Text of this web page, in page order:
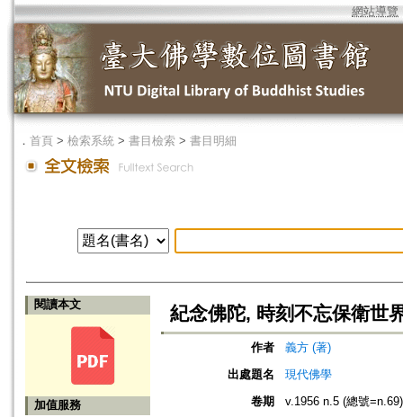
網站導覽
． 首頁 > 檢索系統 > 書目檢索 > 書目明細
閱讀本文
加值服務
紀念佛陀, 時刻不忘保衛世
作者
義方 (著)
出處題名
現代佛學
卷期
v.1956 n.5 (總號=n.69)